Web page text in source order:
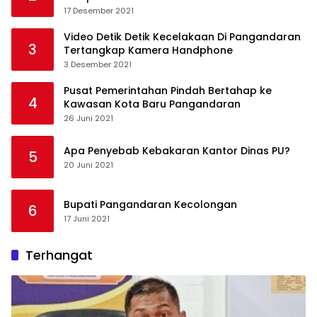
17 Desember 2021
3
Video Detik Detik Kecelakaan Di Pangandaran
Tertangkap Kamera Handphone
3 Desember 2021
4
Pusat Pemerintahan Pindah Bertahap ke
Kawasan Kota Baru Pangandaran
26 Juni 2021
5 Apa Penyebab Kebakaran Kantor Dinas PU?
20 Juni 2021
6 Bupati Pangandaran Kecolongan
17 Juni 2021
Terhangat